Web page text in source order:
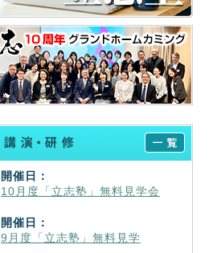
開催日：
10月度「立志塾」無料見学会
開催日：
9月度「立志塾」無料見学